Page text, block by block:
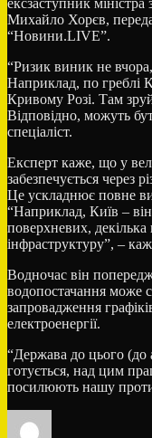
ексзаступник
Михайло Хорєв,
“Новини.LIVE”.
“Ризик виник не
Наприклад, по греблі
Кривому Розі. Там
Відповідно, можуть
спеціаліст.
Експерт каже, що у
забезпечується через
Це ускладнює повне
“Наприклад, Київ –
поверхневих,
інфраструктуру”, –
Водночас він
водопостачання може
запровадження
електроенергії.
“Держава до цього (до
готується, над цим
посилюють нашу